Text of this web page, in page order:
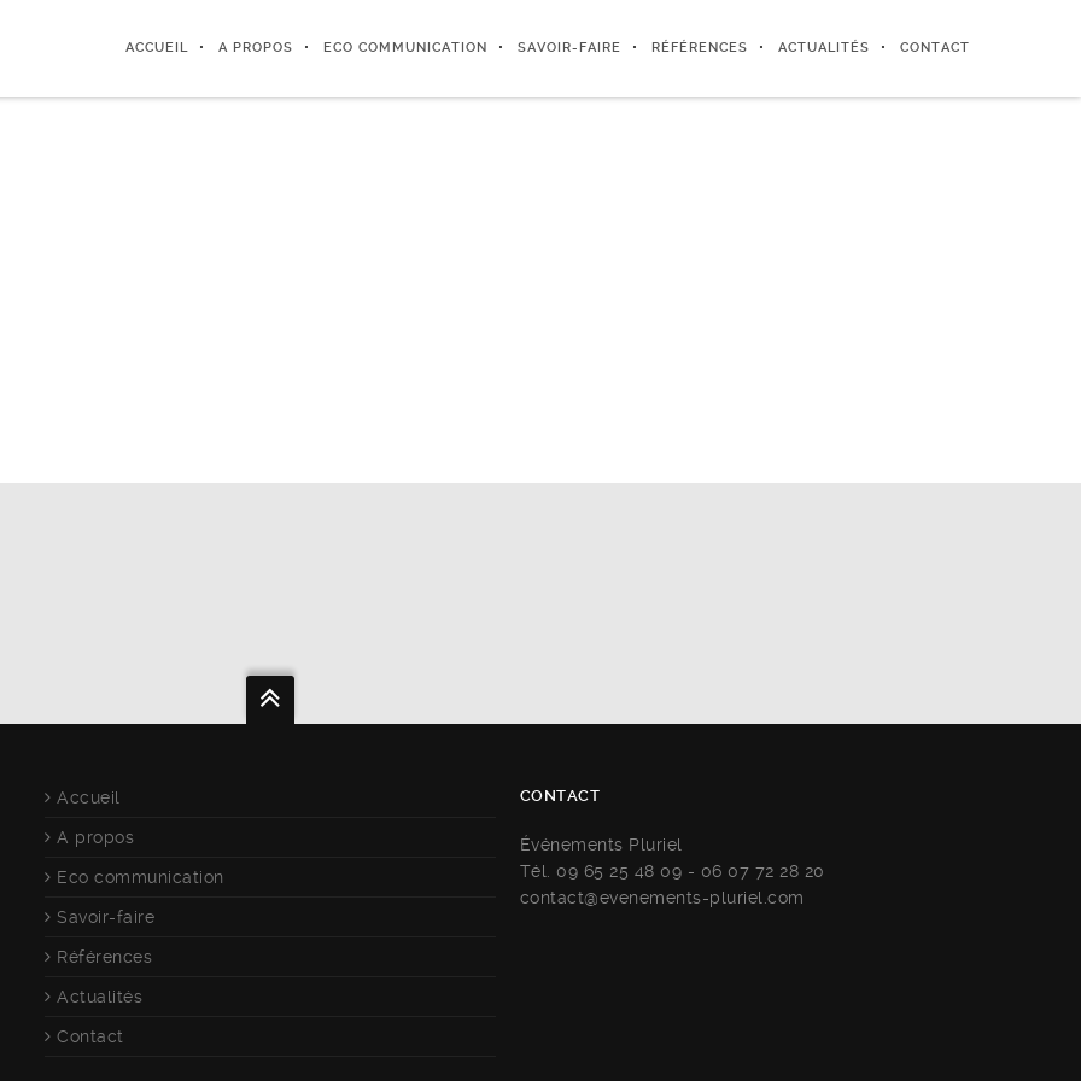
ACCUEIL A PROPOS ECO COMMUNICATION SAVOIR-FAIRE RÉFÉRENCES ACTUALITÉS CONTACT
Accueil
A propos
Eco communication
Savoir-faire
Références
Actualités
Contact
CONTACT
Événements Pluriel
Tél. 09 65 25 48 09 - 06 07 72 28 20
contact@evenements-pluriel.com